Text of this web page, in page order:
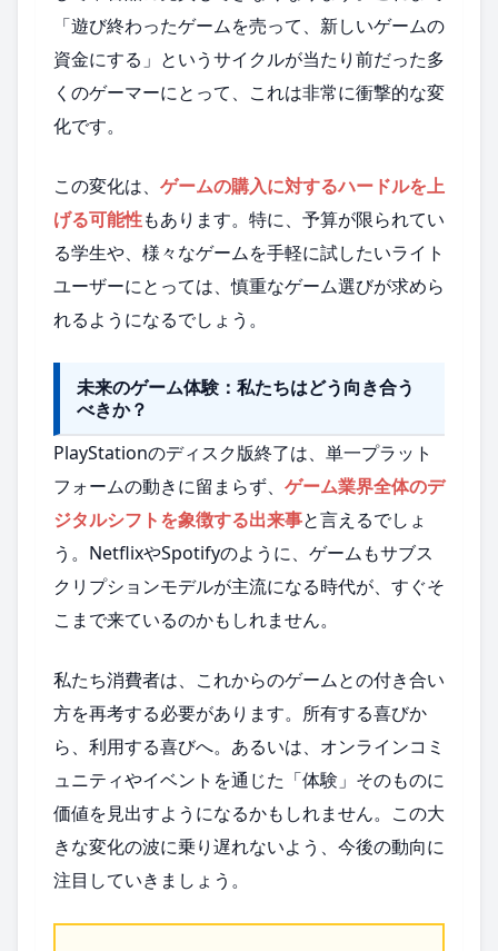
「遊び終わったゲームを売って、新しいゲームの
資金にする」というサイクルが当たり前だった多
くのゲーマーにとって、これは非常に衝撃的な変
化です。
この変化は、 ゲームの購入に対するハードルを上
げる可能性もあります。特に、予算が限られてい
る学生や、様々なゲームを手軽に試したいライト
ユーザーにとっては、慎重なゲーム選びが求めら
れるようになるでしょう。
未来のゲーム体験：私たちはどう向き合う
べきか？
PlayStationのディスク版終了は、単一プラット
フォームの動きに留まらず、 ゲーム業界全体のデ
ジタルシフトを象徴する出来事と言えるでしょ
う。NetflixやSpotifyのように、ゲームもサブス
クリプションモデルが主流になる時代が、すぐそ
こまで来ているのかもしれません。
私たち消費者は、これからのゲームとの付き合い
方を再考する必要があります。所有する喜びか
ら、利用する喜びへ。あるいは、オンラインコミ
ュニティやイベントを通じた「体験」そのものに
価値を見出すようになるかもしれません。この大
きな変化の波に乗り遅れないよう、今後の動向に
注目していきましょう。